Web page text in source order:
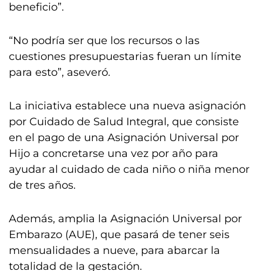
beneficio”.
“No podría ser que los recursos o las
cuestiones presupuestarias fueran un límite
para esto”, aseveró.
La iniciativa establece una nueva asignación
por Cuidado de Salud Integral, que consiste
en el pago de una Asignación Universal por
Hijo a concretarse una vez por año para
ayudar al cuidado de cada niño o niña menor
de tres años.
Además, amplia la Asignación Universal por
Embarazo (AUE), que pasará de tener seis
mensualidades a nueve, para abarcar la
totalidad de la gestación.